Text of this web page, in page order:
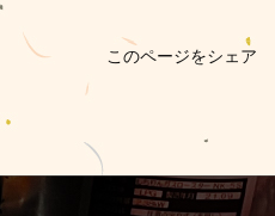
このページをシェア